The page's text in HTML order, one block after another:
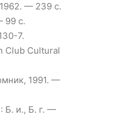
— 239 с.
99 с.
7.
Club Cultural
1991. —
Б. и., Б. г. —